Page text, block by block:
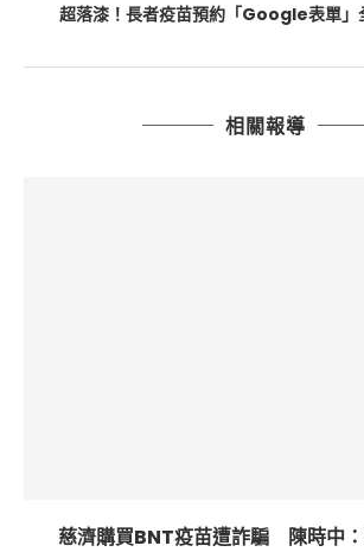
超落漆！長者疫苗預約「Google表單
相關報導
慈濟購買BNT疫苗遭詐騙 陳時中